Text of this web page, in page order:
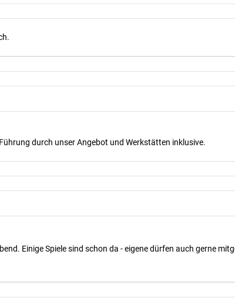
durch unser Angebot und Werkstätten inklusive.
Einige Spiele sind schon da - eigene dürfen auch gerne